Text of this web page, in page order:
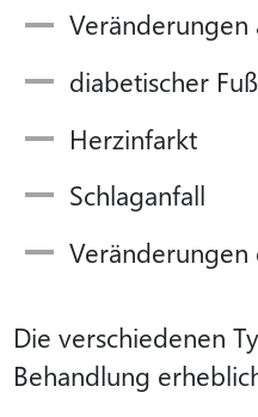
Veränderungen
diabetischer
Herzinfarkt
Schlaganfall
Die verschiedenen
Behandlung